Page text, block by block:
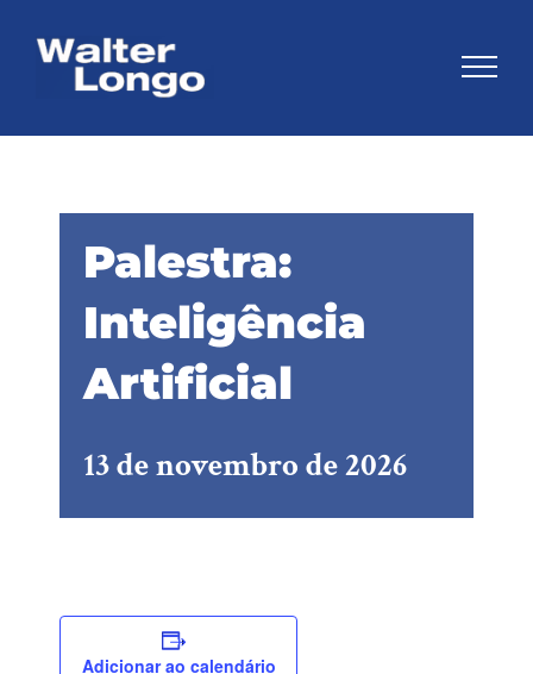
Palestra:
Inteligência
Artificial
13 de novembro de 2026
Adicionar ao calendário